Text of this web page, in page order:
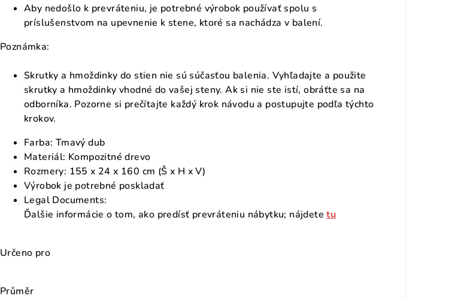
Aby nedošlo k prevráteniu, je potrebné výrobok používať spolu s
príslušenstvom na upevnenie k stene, ktoré sa nachádza v balení.
Poznámka:
Skrutky a hmoždinky do stien nie sú súčasťou balenia. Vyhľadajte a použite
skrutky a hmoždinky vhodné do vašej steny. Ak si nie ste istí, obráťte sa na
odborníka. Pozorne si prečítajte každý krok návodu a postupujte podľa týchto
krokov.
Farba: Tmavý dub
Materiál: Kompozitné drevo
Rozmery: 155 x 24 x 160 cm (Š x H x V)
Výrobok je potrebné poskladať
Legal Documents:
Ďalšie informácie o tom, ako predísť prevráteniu nábytku; nájdetetu
Určeno pro
Průměr